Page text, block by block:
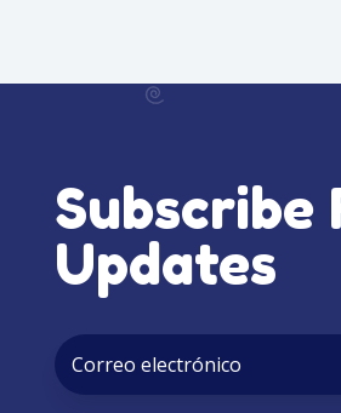
Subscribe
Updates